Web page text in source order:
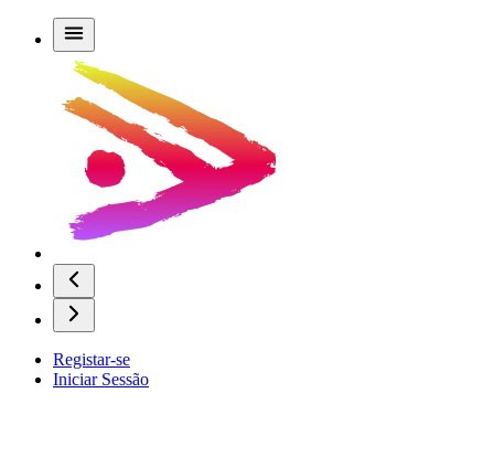
Registar-se
Iniciar Sessão